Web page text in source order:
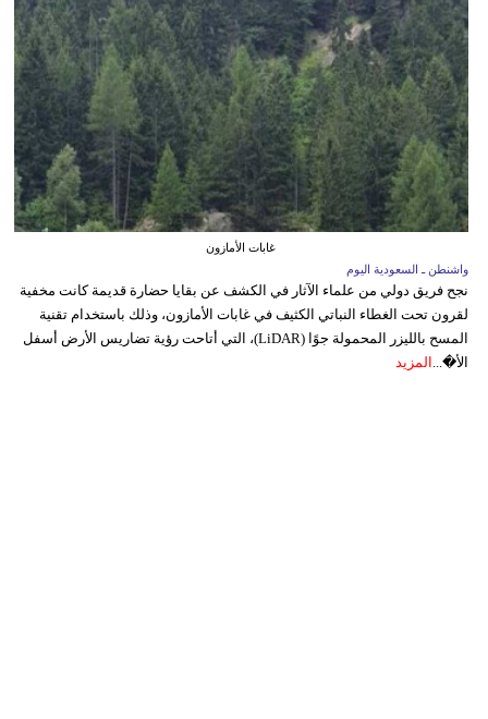
غابات الأمازون
واشنطن ـ السعودية اليوم
نجح فريق دولي من علماء الآثار في الكشف عن بقايا حضارة قديمة كانت مخفية
لقرون تحت الغطاء النباتي الكثيف في غابات الأمازون، وذلك باستخدام تقنية
المسح بالليزر المحمولة جوًا (LiDAR)، التي أتاحت رؤية تضاريس الأرض أسفل
الأ�... المزيد